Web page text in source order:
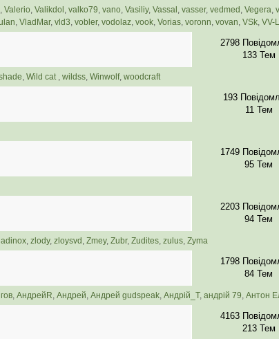
, Valerio, Valikdol , valko79, vano, Vasiliy, Vassal , vasser, vedmed , Vegera,
, VladMar, vld3, vobler, vodolaz, vook, Vorias, voronn, vovan, VSk, VV-
2798
133 Тем
, Wild cat , wildss, Winwolf, woodcraft
193
11 Тем
1749
95 Тем
2203
94 Тем
, zlody, zloysvd , Zmey, Zubr, Zudites, zulus, Zyma
1798
84 Тем
, АндрейR, Андрей, Андрей gudspeak, Андрій_Т, андрій 79, Антон
4163
213 Тем